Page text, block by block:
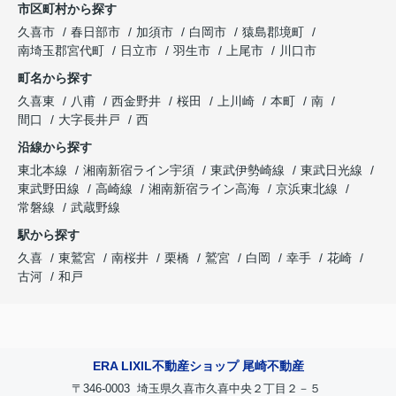
市区町村から探す
久喜市
春日部市 加須市 白岡市
猿島郡境町
南埼玉郡宮代町
日立市 羽生市 上尾市
川口市
町名から探す
久喜東
八甫 西金野井 桜田 上川崎 本町
南
間口
大字長井戸
西
沿線から探す
東北本線
湘南新宿ライン宇須 東武伊勢崎線
東武日光線
東武野田線
高崎線 湘南新宿ライン高海
京浜東北線
常磐線
武蔵野線
駅から探す
久喜
東鷲宮 南桜井 栗橋 鷲宮 白岡 幸手
花崎
古河
和戸
ERA LIXIL不動産ショップ 尾崎不動産
〒346-0003 埼玉県久喜市久喜中央２丁目２－５